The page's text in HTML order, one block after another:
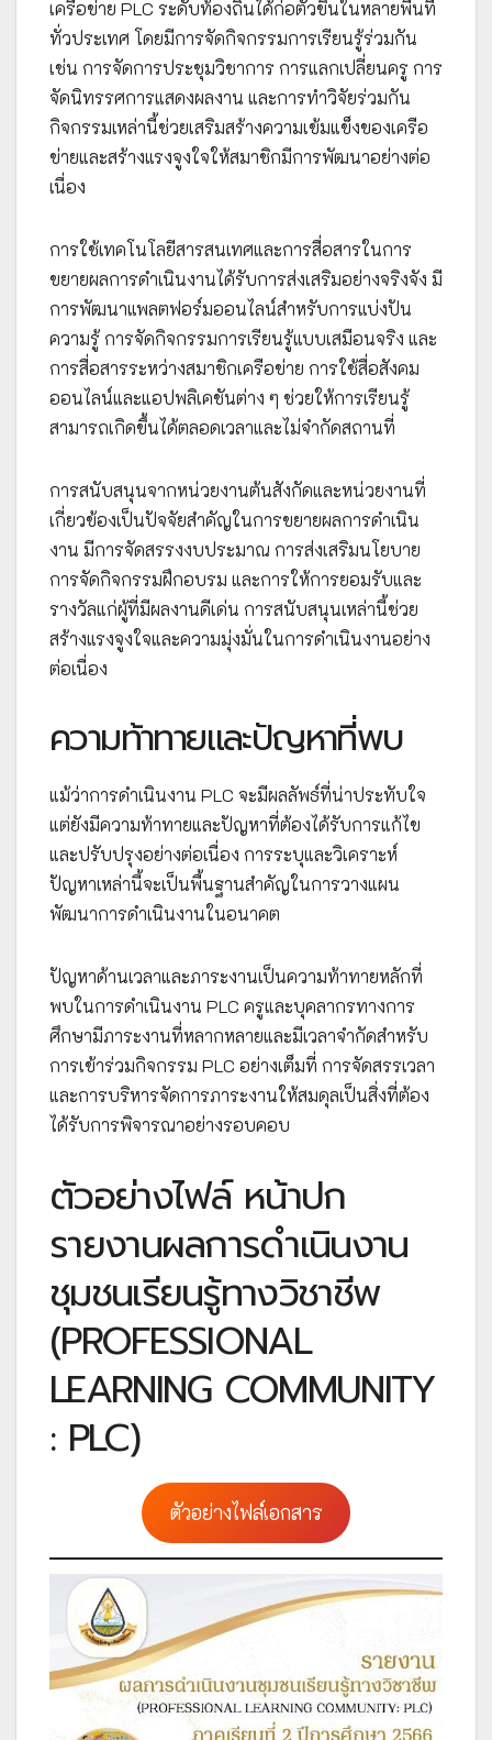
เครือข่าย PLC ระดับท้องถิ่นได้ก่อตัวขึ้นในหลายพื้นที่
ทั่วประเทศ โดยมีการจัดกิจกรรมการเรียนรู้ร่วมกัน
เช่น การจัดการประชุมวิชาการ การแลกเปลี่ยนครู การ
จัดนิทรรศการแสดงผลงาน และการทำวิจัยร่วมกัน
กิจกรรมเหล่านี้ช่วยเสริมสร้างความเข้มแข็งของเครือ
ข่ายและสร้างแรงจูงใจให้สมาชิกมีการพัฒนาอย่างต่อ
เนื่อง
การใช้เทคโนโลยีสารสนเทศและการสื่อสารในการ
ขยายผลการดำเนินงานได้รับการส่งเสริมอย่างจริงจัง มี
การพัฒนาแพลตฟอร์มออนไลน์สำหรับการแบ่งปัน
ความรู้ การจัดกิจกรรมการเรียนรู้แบบเสมือนจริง และ
การสื่อสารระหว่างสมาชิกเครือข่าย การใช้สื่อสังคม
ออนไลน์และแอปพลิเคชันต่าง ๆ ช่วยให้การเรียนรู้
สามารถเกิดขึ้นได้ตลอดเวลาและไม่จำกัดสถานที่
การสนับสนุนจากหน่วยงานต้นสังกัดและหน่วยงานที่
เกี่ยวข้องเป็นปัจจัยสำคัญในการขยายผลการดำเนิน
งาน มีการจัดสรรงงบประมาณ การส่งเสริมนโยบาย
การจัดกิจกรรมฝึกอบรม และการให้การยอมรับและ
รางวัลแก่ผู้ที่มีผลงานดีเด่น การสนับสนุนเหล่านี้ช่วย
สร้างแรงจูงใจและความมุ่งมั่นในการดำเนินงานอย่าง
ต่อเนื่อง
ความท้าทายและปัญหาที่พบ
แม้ว่าการดำเนินงาน PLC จะมีผลลัพธ์ที่น่าประทับใจ
แต่ยังมีความท้าทายและปัญหาที่ต้องได้รับการแก้ไข
และปรับปรุงอย่างต่อเนื่อง การระบุและวิเคราะห์
ปัญหาเหล่านี้จะเป็นพื้นฐานสำคัญในการวางแผน
พัฒนาการดำเนินงานในอนาคต
ปัญหาด้านเวลาและภาระงานเป็นความท้าทายหลักที่
พบในการดำเนินงาน PLC ครูและบุคลากรทางการ
ศึกษามีภาระงานที่หลากหลายและมีเวลาจำกัดสำหรับ
การเข้าร่วมกิจกรรม PLC อย่างเต็มที่ การจัดสรรเวลา
และการบริหารจัดการภาระงานให้สมดุลเป็นสิ่งที่ต้อง
ได้รับการพิจารณาอย่างรอบคอบ
ตัวอย่างไฟล์ หน้าปก
รายงานผลการดำเนินงาน
ชุมชนเรียนรู้ทางวิชาชีพ
(PROFESSIONAL
LEARNING COMMUNITY
: PLC)
ตัวอย่างไฟล์เอกสาร